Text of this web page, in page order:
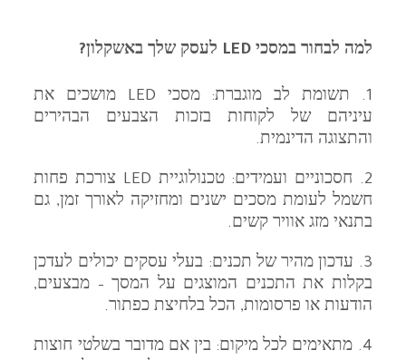
למה לבחור במסכי LED לעסק שלך באשקלון?
1. תשומת לב מוגברת: מסכי LED מושכים את
עיניהם של לקוחות בזכות הצבעים הבהירים
והתצוגה הדינמית.
2. חסכוניים ועמידים: טכנולוגיית LED צורכת פחות
חשמל לעומת מסכים ישנים ומחזיקה לאורך זמן, גם
בתנאי מזג אוויר קשים.
3. עדכון מהיר של תכנים: בעלי עסקים יכולים לעדכן
בקלות את התכנים המוצגים על המסך – מבצעים,
הודעות או פרסומות, הכל בלחיצת כפתור.
4. מתאימים לכל מיקום: בין אם מדובר בשלטי חוצות